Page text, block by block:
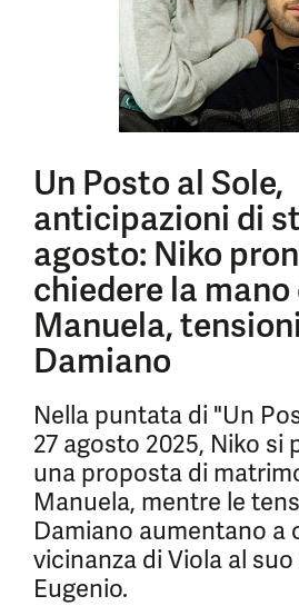
Un Posto al Sole,
anticipazioni di
agosto: Niko
chiedere la mano
Manuela,
Damiano
Nella puntata di "Un
27 agosto 2025, Niko si
una proposta di
Manuela, mentre le
Damiano aumentano a
vicinanza di Viola al
Eugenio.